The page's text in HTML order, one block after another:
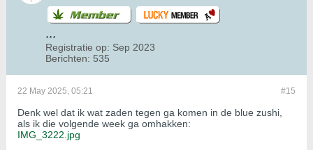
Registratie op: Sep 2023
Berichten: 535
#15
22 May 2025, 05:21
Denk wel dat ik wat zaden tegen ga komen in de blue zushi,
als ik die volgende week ga omhakken:
IMG_3222.jpg